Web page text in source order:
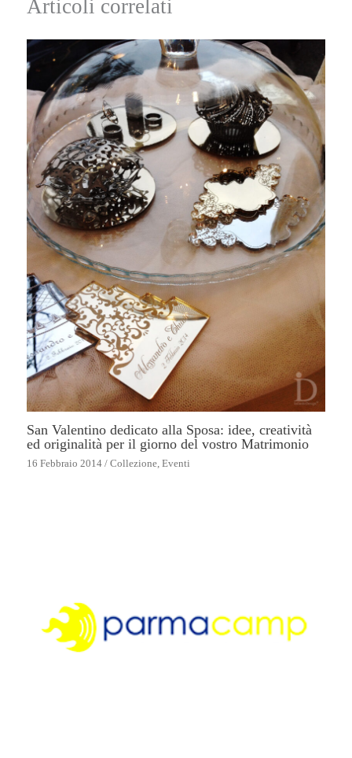
Articoli correlati
San Valentino dedicato alla Sposa: idee, creatività
ed originalità per il giorno del vostro Matrimonio
16 Febbraio 2014 / Collezione, Eventi